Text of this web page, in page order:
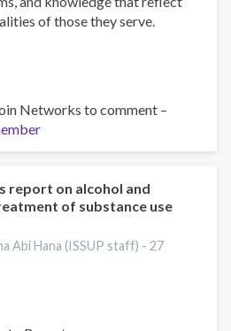
of those they serve.
Networks to comment –
report on alcohol and
of substance use
Abi Hana (ISSUP staff) -27